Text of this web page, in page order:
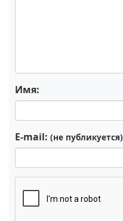
Имя:
E-mail: (не публикуется)